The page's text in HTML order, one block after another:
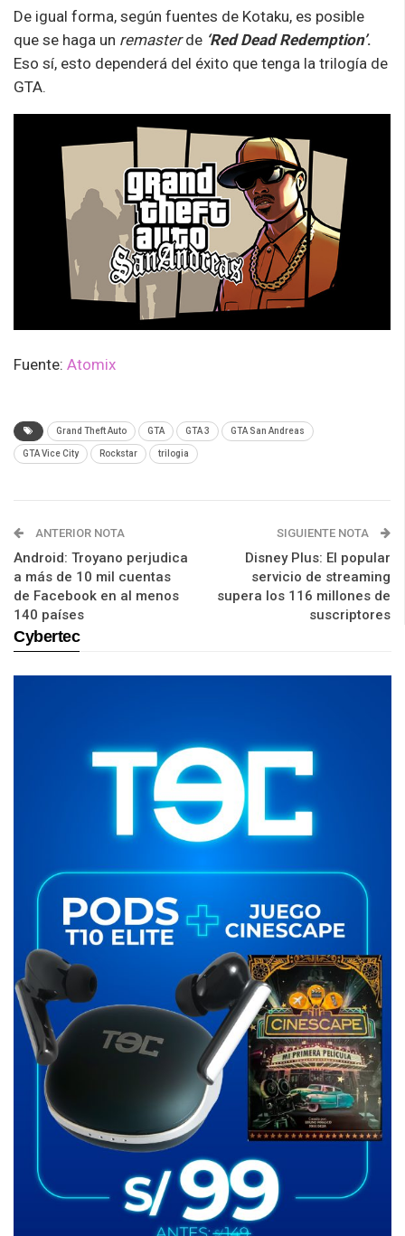
De igual forma, según fuentes de Kotaku, es posible
que se haga un remasterde ‘Red Dead Redemption’.
Eso sí, esto dependerá del éxito que tenga la trilogía de
GTA.
Fuente: Atomix
Grand Theft Auto GTA GTA 3 GTA San Andreas
GTA Vice City Rockstar trilogia
ANTERIOR NOTA
Android: Troyano perjudica
a más de 10 mil cuentas
de Facebook en al menos
140 países
SIGUIENTE NOTA
Disney Plus: El popular
servicio de streaming
supera los 116 millones de
suscriptores
Cybertec